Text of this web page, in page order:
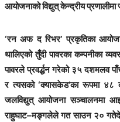
आयोजनाको विद्युत् केन्द्रीय
‘रन अफ द रिभर’ प्रकृतिका
थालिएको तुँदी पावरका कम्पनीका
पावरले प्रवर्द्धन गरेको ३५ दशमलव
र त्यसको ‘क्यासकेड’का रूपमा ४८
जलविद्युत् आयोजना सञ्चालनमा
राहुघाट–मङ्गलेले गत साउन २०